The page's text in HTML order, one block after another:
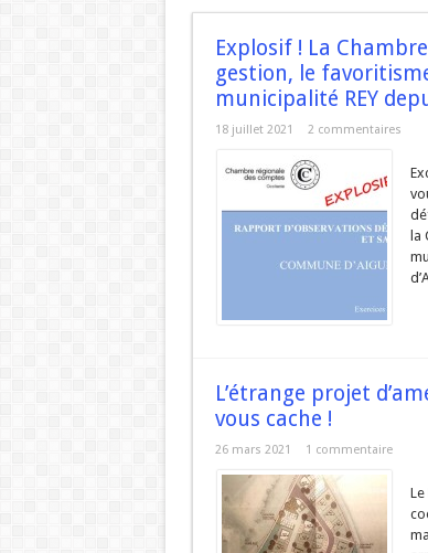
ZAC de la
Réunion du
Aigues-Vives
Explosif ! La
gestion, le
municipalité REY
18 juillet 2021 2 commentaires
la
L’étrange projet
vous cache !
26 mars 2021 1 commentaire